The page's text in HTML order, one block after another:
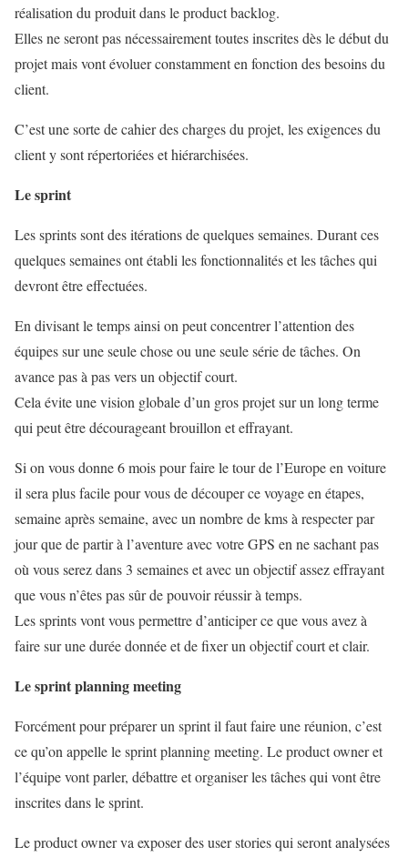
réalisation du produit dans le product backlog.
Elles ne seront pas nécessairement toutes inscrites dès le début du
projet mais vont évoluer constamment en fonction des besoins du
client.
C’est une sorte de cahier des charges du projet, les exigences du
client y sont répertoriées et hiérarchisées.
Le sprint
Les sprints sont des itérations de quelques semaines. Durant ces
quelques semaines ont établi les fonctionnalités et les tâches qui
devront être effectuées.
En divisant le temps ainsi on peut concentrer l’attention des
équipes sur une seule chose ou une seule série de tâches. On
avance pas à pas vers un objectif court.
Cela évite une vision globale d’un gros projet sur un long terme
qui peut être décourageant brouillon et effrayant.
Si on vous donne 6 mois pour faire le tour de l’Europe en voiture
il sera plus facile pour vous de découper ce voyage en étapes,
semaine après semaine, avec un nombre de kms à respecter par
jour que de partir à l’aventure avec votre GPS en ne sachant pas
où vous serez dans 3 semaines et avec un objectif assez effrayant
que vous n’êtes pas sûr de pouvoir réussir à temps.
Les sprints vont vous permettre d’anticiper ce que vous avez à
faire sur une durée donnée et de fixer un objectif court et clair.
Le sprint planning meeting
Forcément pour préparer un sprint il faut faire une réunion, c’est
ce qu’on appelle le sprint planning meeting. Le product owner et
l’équipe vont parler, débattre et organiser les tâches qui vont être
inscrites dans le sprint.
Le product owner va exposer des user stories qui seront analysées